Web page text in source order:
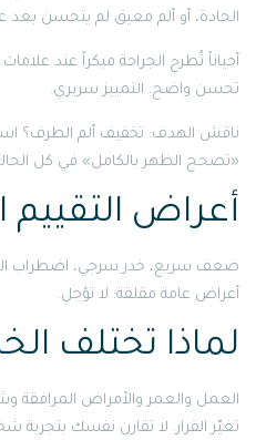
الحادة، أو ألم معيق لم يتحسن
أحياناً تُطرح الجراحة مبكراً عند
تحسن واضح. التمييز سريري.
ناقش الهدف: تخفيف ألم الطرف؟
«تصحح الظهر بالكامل» في كل
أعراض التقييم
ضعف سريع، خدر سرجي، اضطراب
أعراض عامة مقلقة: لا تؤجل.
لماذا تختلف
العمل والعمر والأمراض المرافقة
تغيّر القرار. لا تقارن نفسك بتجربة